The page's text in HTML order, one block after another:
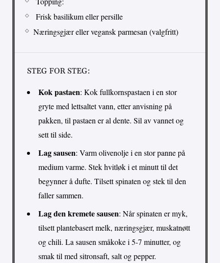
Frisk basilikum eller persille
Næringsgjær eller vegansk parmesan (valgfritt)
STEG FOR STEG:
Kok pastaen: Kok fullkornspastaen i en stor
gryte med lettsaltet vann, etter anvisning på
pakken, til pastaen er al dente. Sil av vannet og
sett til side.
Lag sausen: Varm olivenolje i en stor panne på
medium varme. Stek hvitløk i et minutt til det
begynner å dufte. Tilsett spinaten og stek til den
faller sammen.
Lag den kremete sausen: Når spinaten er myk,
tilsett plantebasert melk, næringsgjær, muskatnøtt
og chili. La sausen småkoke i 5-7 minutter, og
smak til med sitronsaft, salt og pepper.